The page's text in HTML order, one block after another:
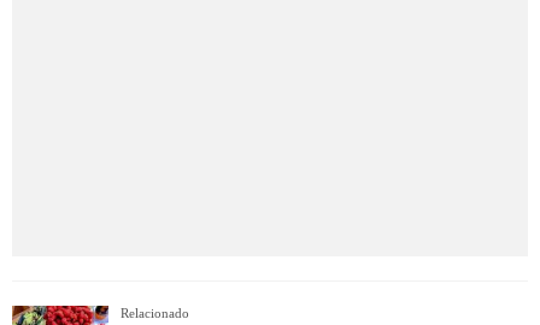
Relacionado